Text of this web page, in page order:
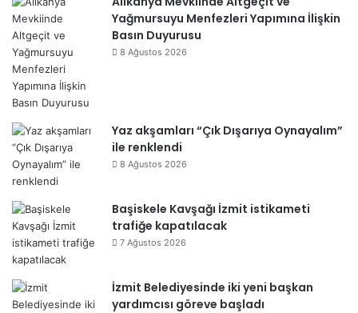
Yağmursuyu Menfezleri Yapımına İlişkin
Basın Duyurusu
8 Ağustos 2026
Yaz akşamları “Çık Dışarıya Oynayalım”
ile renklendi
8 Ağustos 2026
Başiskele Kavşağı İzmit istikameti
trafiğe kapatılacak
7 Ağustos 2026
İzmit Belediyesinde iki yeni başkan
yardımcısı göreve başladı